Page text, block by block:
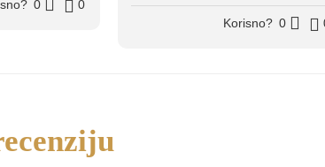
0 0
Korisno? 0